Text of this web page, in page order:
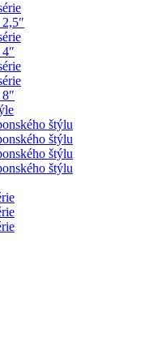
štýlu
štýlu
štýlu
štýlu